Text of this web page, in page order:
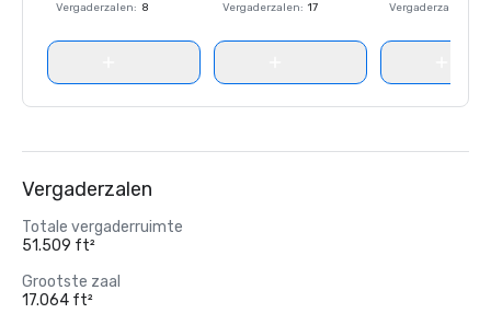
Vergaderzalen: 8
Vergaderzalen: 17
Vergaderzalen
Vergaderzalen
Totale vergaderruimte
51.509 ft²
Grootste zaal
17.064 ft²